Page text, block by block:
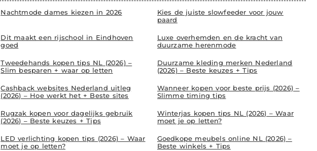
Nachtmode dames kiezen in 2026
Kies de juiste slowfeeder voor jouw
paard
Dit maakt een rijschool in Eindhoven
goed
Luxe overhemden en de kracht van
duurzame herenmode
Tweedehands kopen tips NL (2026) –
Slim besparen + waar op letten
Duurzame kleding merken Nederland
(2026) – Beste keuzes + Tips
Cashback websites Nederland uitleg
(2026) – Hoe werkt het + Beste sites
Wanneer kopen voor beste prijs (2026) –
Slimme timing tips
Rugzak kopen voor dagelijks gebruik
(2026) – Beste keuzes + Tips
Winterjas kopen tips NL (2026) – Waar
moet je op letten?
LED verlichting kopen tips (2026) – Waar
moet je op letten?
Goedkope meubels online NL (2026) –
Beste winkels + Tips